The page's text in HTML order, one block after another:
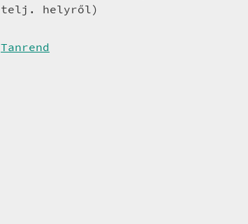
telj. helyről)
Tanrend